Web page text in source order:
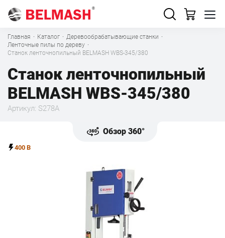
Главная · Каталог · Деревообрабатывающие станки ·
Ленточные пилы по дереву ·
Станок ленточнопильный BELMASH WBS-345/380
Станок ленточнопильный
BELMASH WBS-345/380
Артикул: S278A
Обзор 360°
400 В